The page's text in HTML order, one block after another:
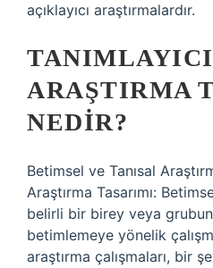
açıklayıcı araştırmalardır.
TANIMLAYICI
ARAŞTIRMA
NEDIR?
Betimsel ve Tanısal
Araştırma Tasarımı:
belirli bir birey veya
betimlemeye yönelik
araştırma çalışmaları, bir